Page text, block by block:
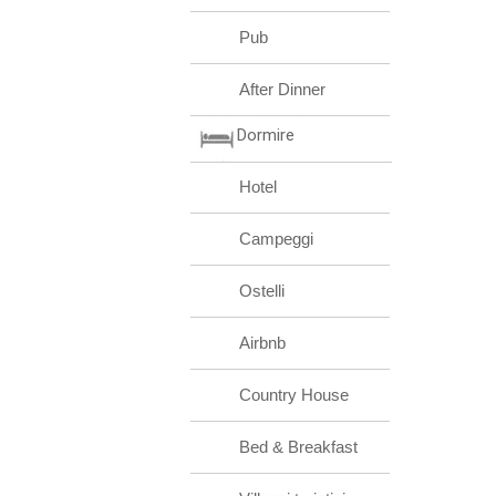
Pub
After Dinner
Dormire
Hotel
Campeggi
Ostelli
Airbnb
Country House
Bed & Breakfast